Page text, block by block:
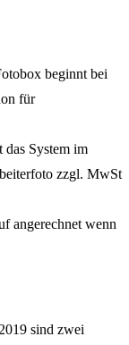
beginnt bei
für
das System im
zzgl. MwSt
angerechnet wenn
sind zwei